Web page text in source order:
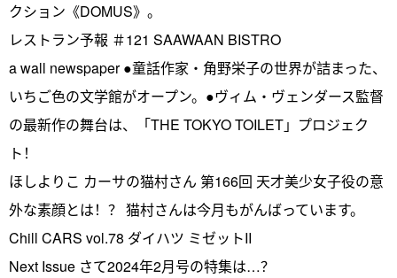
クション《DOMUS》。
レストラン予報 ＃121 SAAWAAN BISTRO
a wall newspaper ●童話作家・角野栄子の世界が詰まった、
いちご色の文学館がオープン。●ヴィム・ヴェンダース監督
の最新作の舞台は、「THE TOKYO TOILET」プロジェク
ト！
ほしよりこ カーサの猫村さん 第166回 天才美少女子役の意
外な素顔とは！？ 猫村さんは今月もがんばっています。
Chill CARS vol.78 ダイハツ ミゼットII
Next Issue さて2024年2月号の特集は…？